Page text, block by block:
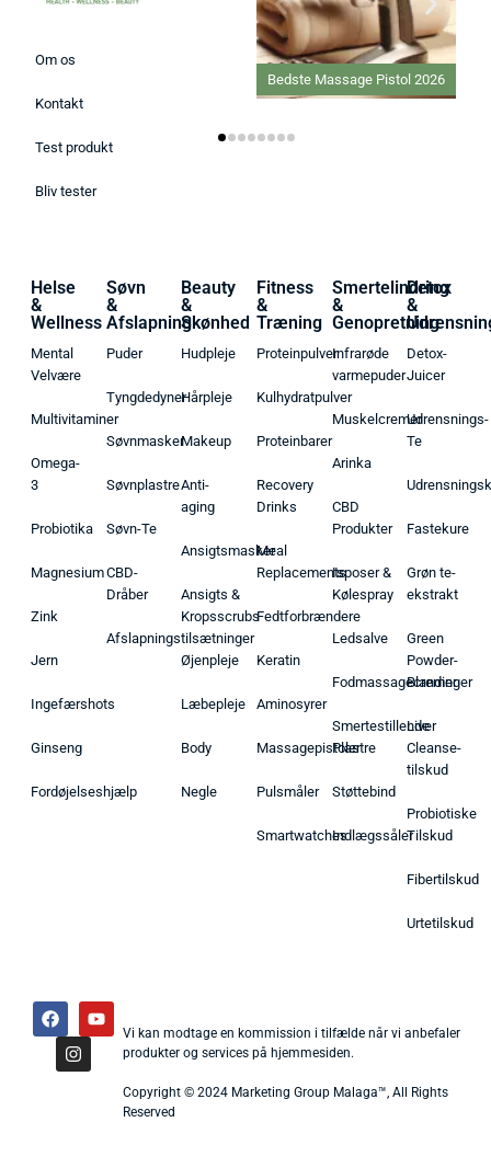
Om os
Kontakt
Test produkt
Bliv tester
Bedste Massage Pistol 2026
Helse
&
Wellness
Mental
Velvære
Multivitaminer
Omega-
3
Probiotika
Magnesium
Zink
Jern
Ingefærshots
Ginseng
Fordøjelseshjælp
Søvn
&
Afslapning
Puder
Tyngdedyner
Søvnmasker
Søvnplastre
Søvn-Te
CBD-
Dråber
Afslapningstilsætninger
Beauty
&
Skønhed
Hudpleje
Hårpleje
Makeup
Anti-
aging
Ansigtsmasker
Ansigts &
Kropsscrubs
Øjenpleje
Læbepleje
Body
Negle
Fitness
&
Træning
Proteinpulver
Kulhydratpulver
Proteinbarer
Recovery
Drinks
Meal
Replacements
Fedtforbrændere
Keratin
Aminosyrer
Massagepistoler
Pulsmåler
Smartwatches
Smertelindring
&
Genopretning
Infrarøde
varmepuder
Muskelcremer
Arinka
CBD
Produkter
Isposer &
Kølespray
Ledsalve
Fodmassagecremer
Smertestillende
Plastre
Støttebind
Indlægssåler
Detox
&
Detox-
Juicer
Udrensnings-
Te
Fastekure
Grøn te-
ekstrakt
Green
Powder-
Blandinger
Liver
Cleanse-
tilskud
Probiotiske
Tilskud
Fibertilskud
Urtetilskud
Vi kan modtage en kommission i tilfælde når vi anbefaler
produkter og services på hjemmesiden.
Copyright © 2024 Marketing Group Malaga™, All Rights
Reserved